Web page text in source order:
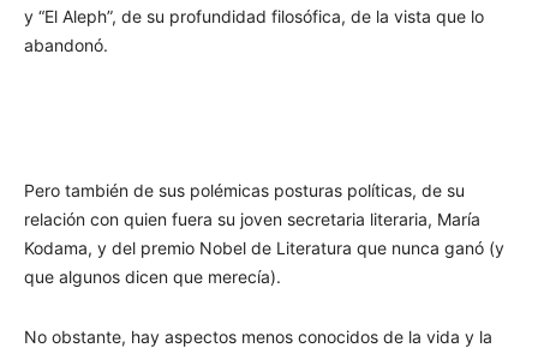
y “El Aleph”, de su profundidad filosófica, de la vista que lo
abandonó.
Pero también de sus polémicas posturas políticas, de su
relación con quien fuera su joven secretaria literaria, María
Kodama, y del premio Nobel de Literatura que nunca ganó (y
que algunos dicen que merecía).
No obstante, hay aspectos menos conocidos de la vida y la